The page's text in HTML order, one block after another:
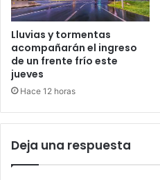
Lluvias y tormentas
acompañarán el ingreso
de un frente frío este
jueves
Hace 12 horas
Deja una respuesta